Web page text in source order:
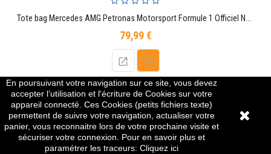
En poursuivant votre navigation sur ce site, vous devez
accepter l’utilisation et l'écriture de Cookies sur votre
appareil connecté. Ces Cookies (petits fichiers texte)
permettent de suivre votre navigation, actualiser votre
panier, vous reconnaitre lors de votre prochaine visite et
sécuriser votre connexion. Pour en savoir plus et
paramétrer les traceurs: Cliquez ici
Tote bag Mercedes AMG Petronas Motorsport Formule 1 Officiel Noir Unisexe Taille Unique
79,99 €Prix